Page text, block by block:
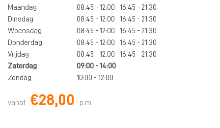
Maandag 08:45 - 12:00
16:45 - 21:30
Dinsdag
08:45 - 12:00
16:45 - 21:30
Woensdag
08:45 - 12:00
16:45 - 21:30
Donderdag
08:45 - 12:00
16:45 - 21:30
Vrijdag
08:45 - 12:00
16:45 - 21:30
Zaterdag
09:00 - 14:00
Zondag
10:00 - 12:00
vanaf €28,00 p.m.